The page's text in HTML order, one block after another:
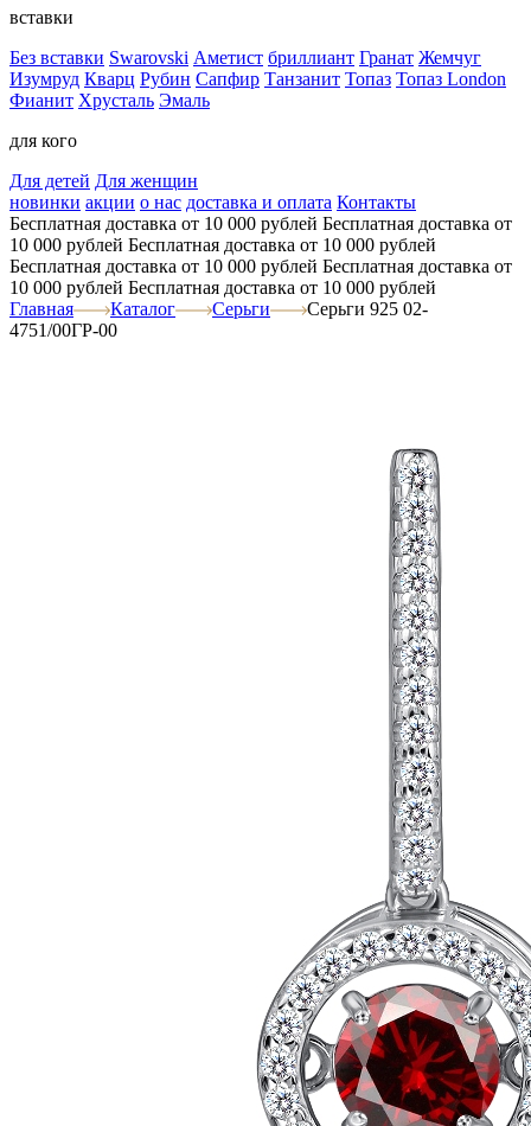
вставки
Без вставки Swarovski Аметист бриллиант Гранат Жемчуг
Изумруд Кварц Рубин Сапфир Танзанит Топаз Топаз London
Фианит Хрусталь Эмаль
для кого
Для детей Для женщин
новинки акции о нас доставка и оплата Контакты
Бесплатная доставка от 10 000 рублей Бесплатная доставка от
10 000 рублей Бесплатная доставка от 10 000 рублей
Бесплатная доставка от 10 000 рублей Бесплатная доставка от
10 000 рублей Бесплатная доставка от 10 000 рублей
Главная
Каталог Серьги
Серьги 925 02-
4751/00ГР-00